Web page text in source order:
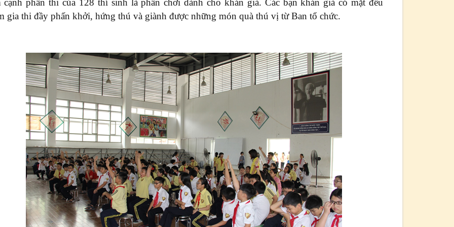
cạnh phần thi của 128 thí sinh là phần chơi dành cho khán giả. Các bạn khán giả có mặt đều
gia thi đầy phấn khởi, hứng thú và giành được những món quà thú vị từ Ban tổ chức.